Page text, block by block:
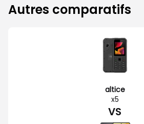
Autres comparatifs
altice
x5
VS